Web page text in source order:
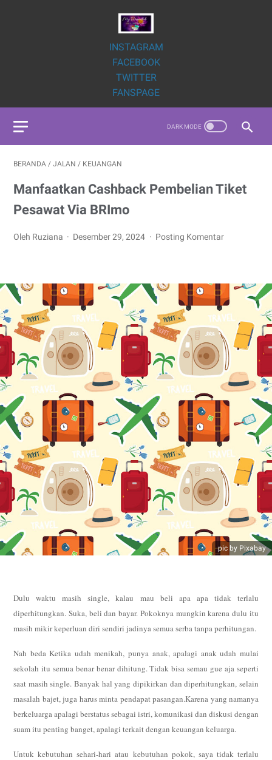
INSTAGRAM
FACEBOOK
TWITTER
FANSPAGE
BERANDA / JALAN / KEUANGAN
Manfaatkan Cashback Pembelian Tiket
Pesawat Via BRImo
Oleh Ruziana Desember 29, 2024 Posting Komentar
pic by Pixabay
Dulu waktu masih single, kalau mau beli apa apa tidak terlalu
diperhitungkan. Suka, beli dan bayar. Pokoknya mungkin karena dulu itu
masih mikir keperluan diri sendiri jadinya semua serba tanpa perhitungan.
Nah beda Ketika udah menikah, punya anak, apalagi anak udah mulai
sekolah itu semua benar benar dihitung. Tidak bisa semau gue aja seperti
saat masih single. Banyak hal yang dipikirkan dan diperhitungkan, selain
masalah bajet, juga harus minta pendapat pasangan.Karena yang namanya
berkeluarga apalagi berstatus sebagai istri, komunikasi dan diskusi dengan
suam itu penting banget, apalagi terkait dengan keuangan keluarga.
Untuk kebutuhan sehari-hari atau kebutuhan pokok, saya tidak terlalu